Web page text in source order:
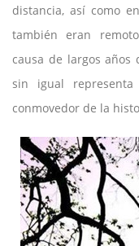
distancia, así como
también eran
causa de largos años
sin igual
conmovedor de la